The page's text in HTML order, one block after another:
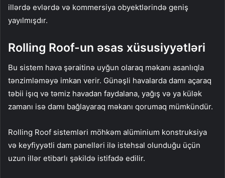
illərdə evlərdə və kommersiya obyektlərində geniş
yayılmışdır.
Rolling Roof-un əsas xüsusiyyətləri
Bu sistem hava şəraitinə uyğun olaraq məkanı asanlıqla
tənzimləməyə imkan verir. Günəşli havalarda damı açaraq
təbii işıq və təmiz havadan faydalana, yağış və ya külək
zamanı isə damı bağlayaraq məkanı qorumaq mümkündür.
Rolling Roof sistemləri möhkəm alüminium konstruksiya
və keyfiyyətli dam panelləri ilə istehsal olunduğu üçün
uzun illər etibarlı şəkildə istifadə edilir.